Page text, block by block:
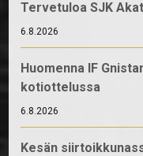
Tervetuloa SJK
6.8.2026
Huomenna IF
kotiottelussa
6.8.2026
Kesän